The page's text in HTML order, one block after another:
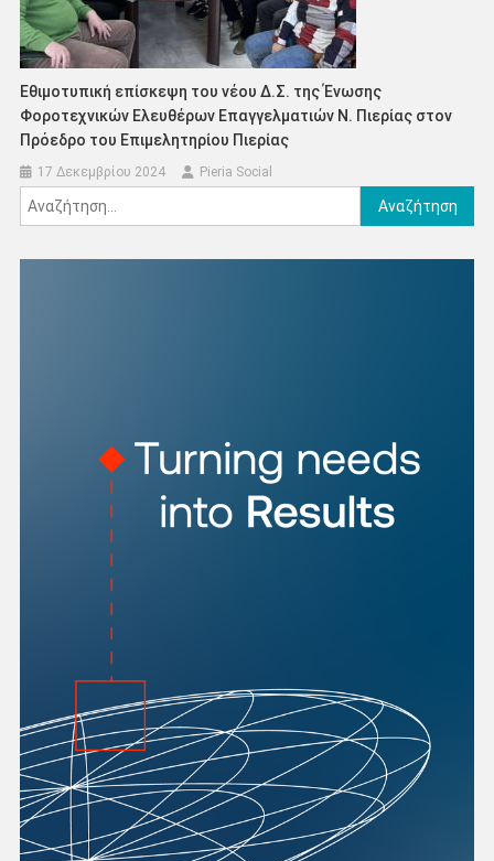
Εθιμοτυπική επίσκεψη του νέου Δ.Σ. της Ένωσης
Φοροτεχνικών Ελευθέρων Επαγγελματιών Ν. Πιερίας στον
Πρόεδρο του Επιμελητηρίου Πιερίας
17 Δεκεμβρίου 2024 Pieria Social
Αναζήτηση
για: